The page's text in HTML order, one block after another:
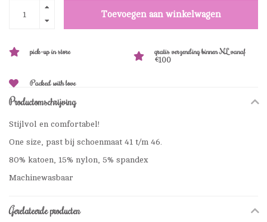
Toevoegen aan winkelwagen
pick-up in store
gratis verzending binnen NL vanaf
€100
Packed with love
Productomschrijving
Stijlvol en comfortabel!
One size, past bij schoenmaat 41 t/m 46.
80% katoen, 15% nylon, 5% spandex
Machinewasbaar
Gerelateerde producten